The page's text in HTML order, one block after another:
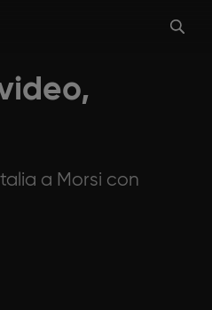
a Morsi con